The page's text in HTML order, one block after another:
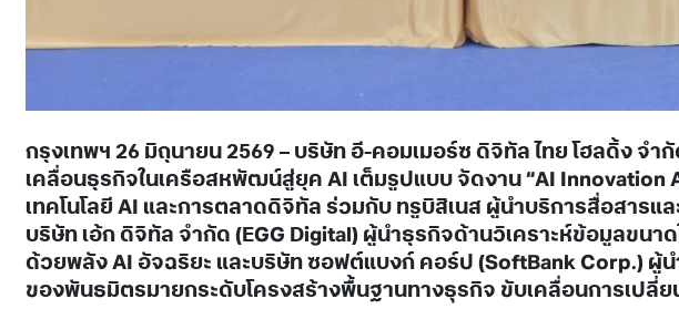
กรุงเทพฯ26 มิถุนายน 2569 – บริษัท อี-คอมเมอร์ซ ดิจิทัล ไทย โฮลดิ้ง จ
เคลื่อนธุรกิจในเครือสหพัฒน์สู่ยุค AI เต็มรูปแบบ จัดงาน “AI
เทคโนโลยี AI และการตลาดดิจิทัล ร่วมกับ ทรูบิสิเนส ผู้นำบริการสื่อสา
บริษัท เอ้ก ดิจิทัล จำกัด (EGG Digital) ผู้นำธุรกิจด้านวิเคราะห์ข้อมูลข
ด้วยพลัง AI อัจฉริยะ และบริษัท ซอฟต์แบงก์ คอร์ป (SoftBank Corp.) ผู้
ของพันธมิตรมายกระดับโครงสร้างพื้นฐานทางธุรกิจ ขับเคลื่อนการเป